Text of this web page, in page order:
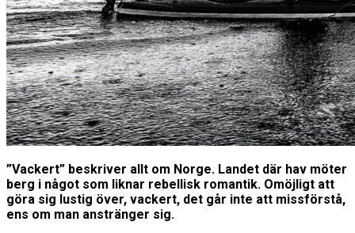
”Vackert” beskriver allt om Norge. Landet där hav möter
berg i något som liknar rebellisk romantik. Omöjligt att
göra sig lustig över, vackert, det går inte att missförstå,
ens om man anstränger sig.